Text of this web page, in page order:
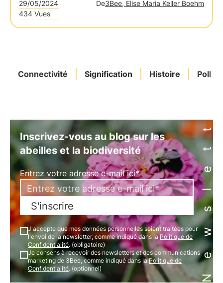
29/05/2024 De3Bee, Elise Maria Keller Boehm
434 Vues
Connectivité Signification Histoire Newsletter
Inscrivez-vous au blog sur les
abeilles et la biodiversité
Entrez votre adresse e-mail ici*
S'inscrire
J'accepte que mes données personnelles soient traitées pour
l'envoi de la newsletter, comme indiqué dans laPolitique de
Confidentialité. (obligatoire)
Je consens à recevoir des newsletters et des communications
marketing de 3Bee, comme indiqué dans laPolitique de
Confidentialité. (optionnel)